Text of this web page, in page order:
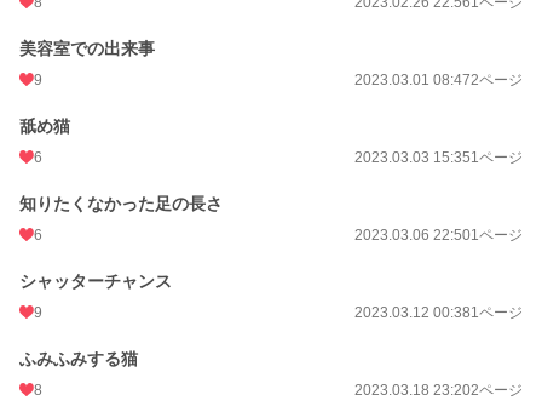
美容室での出来事
9 2023.03.01 08:472ページ
舐め猫
6 2023.03.03 15:351ページ
知りたくなかった足の長さ
6 2023.03.06 22:501ページ
シャッターチャンス
9 2023.03.12 00:381ページ
ふみふみする猫
8 2023.03.18 23:202ページ